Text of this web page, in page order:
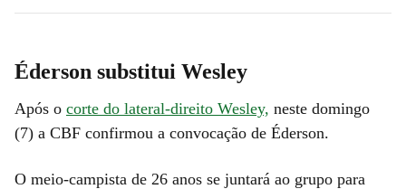
Éderson substitui Wesley
Após o corte do lateral-direito Wesley, neste domingo
(7) a CBF confirmou a convocação de Éderson.
O meio-campista de 26 anos se juntará ao grupo para